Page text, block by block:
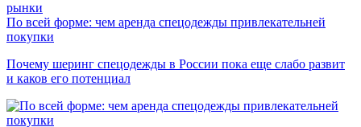
рынки
По всей форме: чем аренда спецодежды привлекательней
покупки
Почему шеринг спецодежды в России пока еще слабо развит
и каков его потенциал